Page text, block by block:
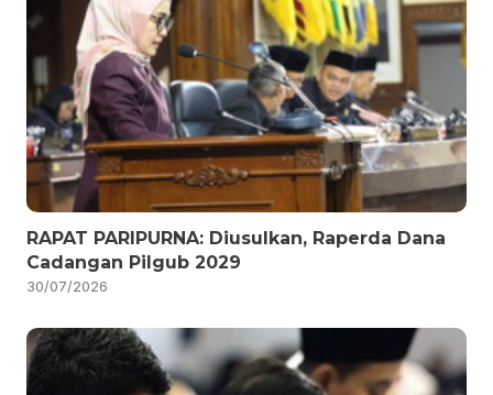
RAPAT PARIPURNA: Diusulkan, Raperda Dana
Cadangan Pilgub 2029
30/07/2026